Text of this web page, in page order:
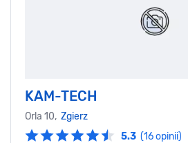
KAM-TECH
Orla 10, Zgierz
5.3 (16 opinii)